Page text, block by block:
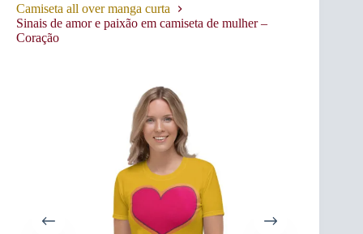
Camiseta all over manga curta
Sinais de amor e paixão em camiseta de mulher –
Coração